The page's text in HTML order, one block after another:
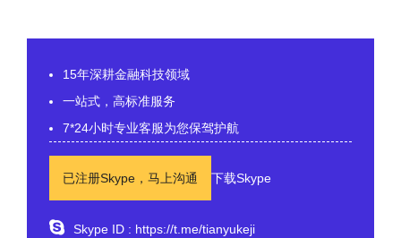
15年深耕金融科技领域
一站式，高标准服务
7*24小时专业客服为您保驾护航
已注册Skype，马上沟通 下载Skype
Skype ID : https://t.me/tianyukeji